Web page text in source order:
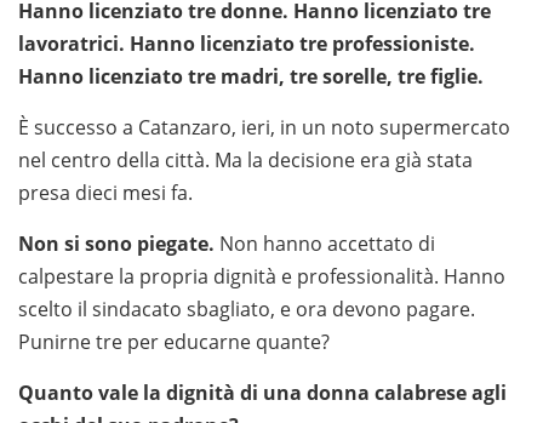
Hanno licenziato tre donne. Hanno licenziato tre
lavoratrici. Hanno licenziato tre professioniste.
Hanno licenziato tre madri, tre sorelle, tre figlie.
È successo a Catanzaro, ieri, in un noto supermercato
nel centro della città. Ma la decisione era già stata
presa dieci mesi fa.
Non si sono piegate. Non hanno accettato di
calpestare la propria dignità e professionalità. Hanno
scelto il sindacato sbagliato, e ora devono pagare.
Punirne tre per educarne quante?
Quanto vale la dignità di una donna calabrese agli